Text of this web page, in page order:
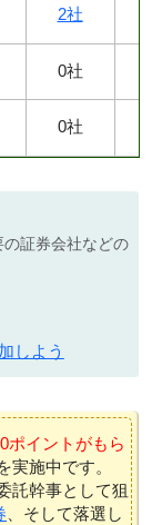
2社
0社
0社
証券会社などの
しよう
ポイントがもら
実施中です。
委託幹事として狙
、そして落選し